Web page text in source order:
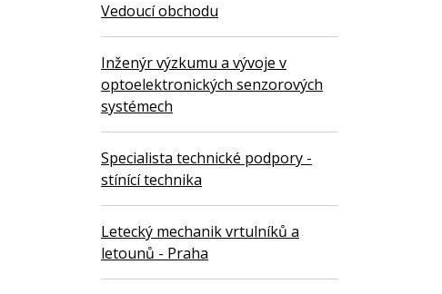
Vedoucí obchodu
Inženýr výzkumu a vývoje v
optoelektronických senzorových
systémech
Specialista technické podpory -
stínící technika
Letecký mechanik vrtulníků a
letounů - Praha